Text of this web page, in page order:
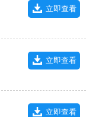
立即查看
立即查看
立即查看